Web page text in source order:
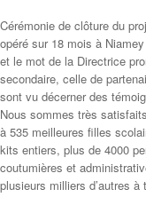
Cérémonie de clôture du
opéré sur 18 mois à
et le mot de la Directrice
secondaire, celle de
sont vu décerner des
Nous sommes très
à 535 meilleures filles
kits entiers, plus de 4000
coutumières et
plusieurs milliers d’autres